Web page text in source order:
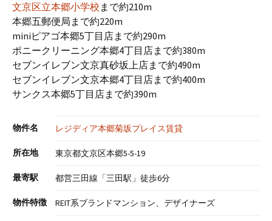
文京区立本郷小学校 まで約210m
本郷五郵便局まで約220m
miniピアゴ本郷5丁目店まで約290m
ポニークリーニング本郷4丁目店まで約380m
セブンイレブン文京真砂坂上店まで約490m
セブンイレブン文京本郷4丁目店まで約400m
サンクス本郷5丁目店まで約390m
物件名 レジディア本郷菊坂プレイス賃貸
所在地 東京都文京区本郷5-5-19
最寄駅 都営三田線「三田駅」徒歩6分
物件特徴 REIT系ブランドマンション、デザイナーズ